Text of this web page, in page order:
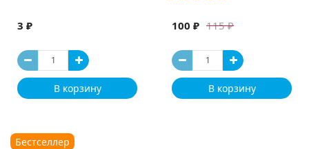
3 ₽
В корзину
115 ₽
100 ₽
В корзину
Бестселлер